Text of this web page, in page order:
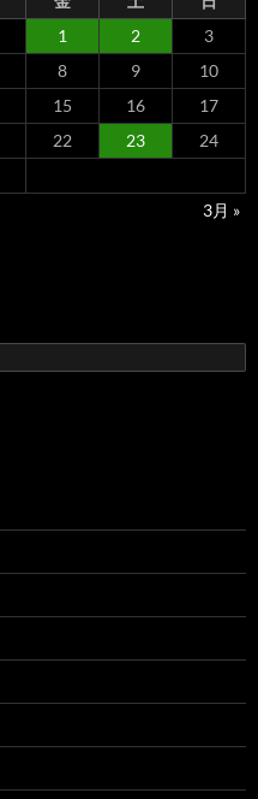
1
2
3
8 9
10
15 16
17
22 23
24
3月 »